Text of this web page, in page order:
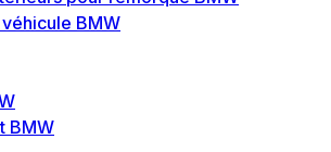
BMW
BMW